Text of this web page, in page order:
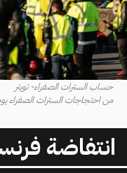
حساب السترات الصفراء- تويتر
من احتجاجات السترات الصفراء يوم 22
انتفاضة